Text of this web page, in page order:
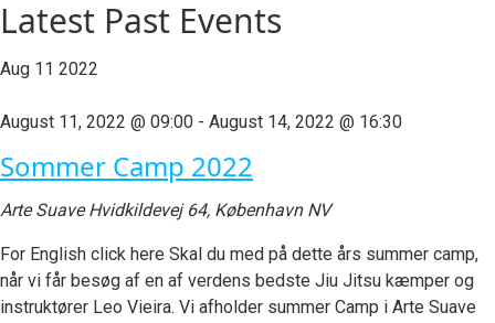
Latest Past Events
Aug 11 2022
August 11, 2022 @ 09:00 - August 14, 2022 @ 16:30
Sommer Camp 2022
Arte SuaveHvidkildevej 64, København NV
For English click here Skal du med på dette års summer camp,
når vi får besøg af en af verdens bedste Jiu Jitsu kæmper og
instruktører Leo Vieira. Vi afholder summer Camp i Arte Suave